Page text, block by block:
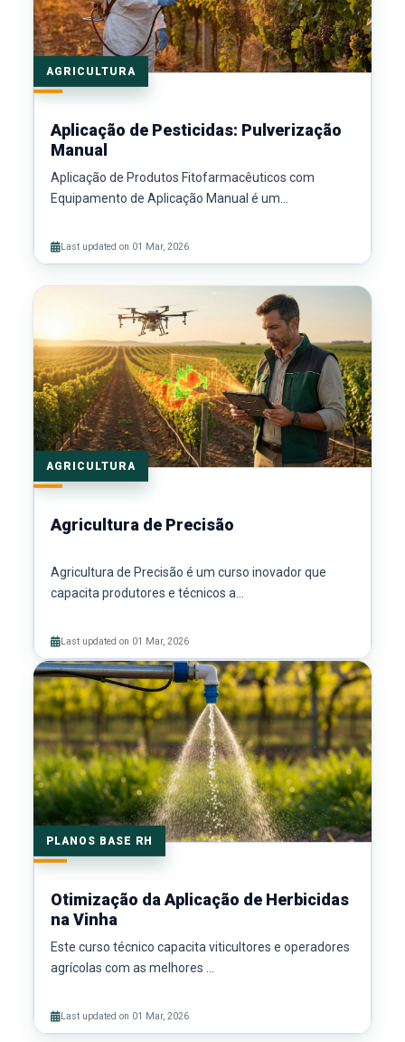
AGRICULTURA
Aplicação de Pesticidas: Pulverização
Manual
Aplicação de Produtos Fitofarmacêuticos com
Equipamento de Aplicação Manual é um...
Last updated on 01 Mar, 2026
AGRICULTURA
Agricultura de Precisão
Agricultura de Precisão é um curso inovador que
capacita produtores e técnicos a...
Last updated on 01 Mar, 2026
PLANOS BASE RH
Otimização da Aplicação de Herbicidas
na Vinha
Este curso técnico capacita viticultores e operadores
agrícolas com as melhores ...
Last updated on 01 Mar, 2026